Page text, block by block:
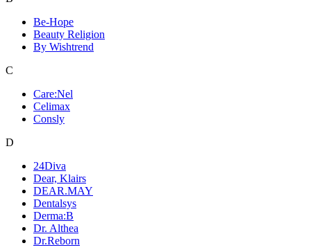
Be-Hope
Beauty Religion
By Wishtrend
C
Care:Nel
Celimax
Consly
D
24Diva
Dear, Klairs
DEAR.MAY
Dentalsys
Derma:B
Dr. Althea
Dr.Reborn